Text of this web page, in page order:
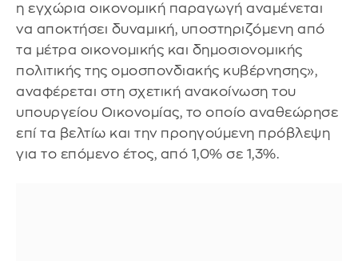
η εγχώρια οικονομική παραγωγή αναμένεται
να αποκτήσει δυναμική, υποστηριζόμενη από
τα μέτρα οικονομικής και δημοσιονομικής
πολιτικής της ομοσπονδιακής κυβέρνησης»,
αναφέρεται στη σχετική ανακοίνωση του
υπουργείου Οικονομίας, το οποίο αναθεώρησε
επί τα βελτίω και την προηγούμενη πρόβλεψη
για το επόμενο έτος, από 1,0% σε 1,3%.